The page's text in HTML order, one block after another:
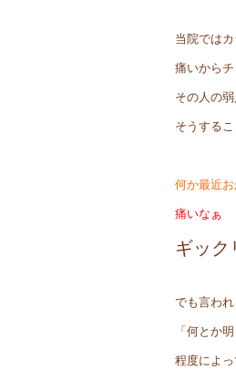
当院では
痛いからチ
その人の
そうする
何か最近
痛いなぁ
ギッ
でも言われ
「何とか
程度によ